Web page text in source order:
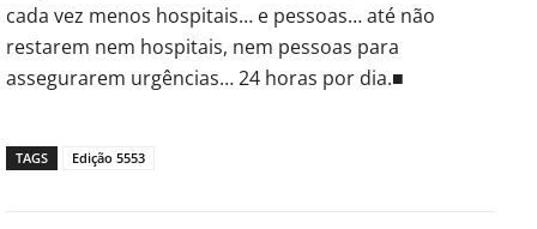
cada vez menos hospitais… e pessoas… até não
restarem nem hospitais, nem pessoas para
assegurarem urgências… 24 horas por dia.■
TAGS Edição 5553